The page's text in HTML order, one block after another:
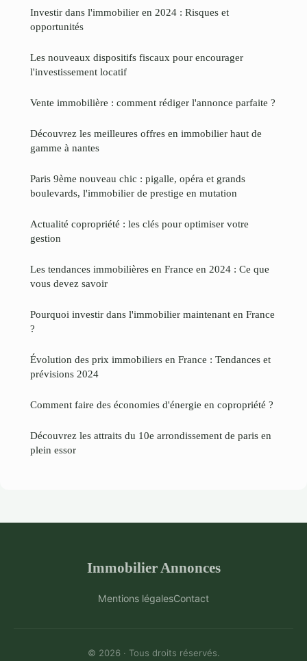
Investir dans l'immobilier en 2024 : Risques et
opportunités
Les nouveaux dispositifs fiscaux pour encourager
l'investissement locatif
Vente immobilière : comment rédiger l'annonce parfaite ?
Découvrez les meilleures offres en immobilier haut de
gamme à nantes
Paris 9ème nouveau chic : pigalle, opéra et grands
boulevards, l'immobilier de prestige en mutation
Actualité copropriété : les clés pour optimiser votre
gestion
Les tendances immobilières en France en 2024 : Ce que
vous devez savoir
Pourquoi investir dans l'immobilier maintenant en France
?
Évolution des prix immobiliers en France : Tendances et
prévisions 2024
Comment faire des économies d'énergie en copropriété ?
Découvrez les attraits du 10e arrondissement de paris en
plein essor
Immobilier Annonces
Mentions légalesContact
© 2026 · Tous droits réservés.